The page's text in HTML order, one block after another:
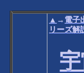
▲ → 電子
リーズ解